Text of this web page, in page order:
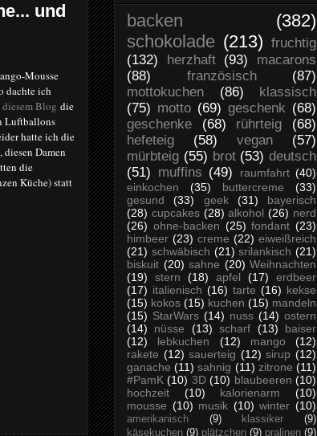
und
Mousse
dachte ich
diesem Blog die
Luftballons
hatte ich die
Damen
die
Küche) statt
backen
(382)
schokolade (213) fruchtig
(132)
herzhaft (93)
macarons
(88)
französisch
(87)
mottokuchen
(86)
klassisch
(75) motto (69) geschenk (68)
geschenke
(68) rührteig
(68)
hefeteig
(58) vegan
(57)
mürbteig (55) brot (53) deutsch
(51) muffins (49) raumfahrt (40)
einkochen
(35) buttercreme
(33)
gesund
(33) geek (31)
bayerisch
(28) cupcakes (28) alkohol (26) nerd
(26) ohne-backen (25) fondant (23)
himbeer (23) creme (22) eiweißreich
(21) schwäbisch (21) srilankisch (21)
biskuit (20) sahne (20) Weihnachten
(19)
stern (18) apfel (17)
erdbeer
(17) italienisch (16) tarte (16) kekse
(15) kokos (15) kuchen (15) mandeln
(15) StarWars (14) nuss (14) ostern
(14)
nüsse (13) scharf (13)
baiser
(12)
lebkuchen (12) mango
(12)
rakete (12) sauerteig (12) sirup (12)
ganache (11) sahnig (11) zitrone (11)
#PamK (10) 3D (10) blaubeeren (10)
hochzeit
(10) kalorienarm
(10)
mousse (10) musik (10) winter (10)
amerikanisch (9) klassiker
(9)
käsekuchen (9) plätzchen (9) pralinen (9)